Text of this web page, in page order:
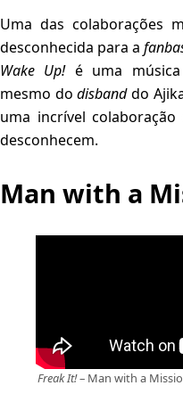
Uma das colaborações
desconhecida para a
Wake Up!é uma música
mesmo dodisbanddo
uma incrível
desconhecem.
Man with a
Freak It!– Man with a